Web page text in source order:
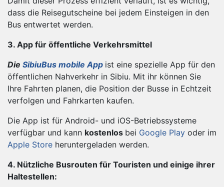
dass die Reisegutscheine bei jedem Einsteigen in den
Bus entwertet werden.
3. App für öffentliche Verkehrsmittel
Die SibiuBus mobile App ist eine spezielle App für den
öffentlichen Nahverkehr in Sibiu. Mit ihr können Sie
Ihre Fahrten planen, die Position der Busse in Echtzeit
verfolgen und Fahrkarten kaufen.
Die App ist für Android- und iOS-Betriebssysteme
verfügbar und kann kostenlos bei Google Play oder im
Apple Store heruntergeladen werden.
4. Nützliche Busrouten für Touristen und einige ihrer
Haltestellen: